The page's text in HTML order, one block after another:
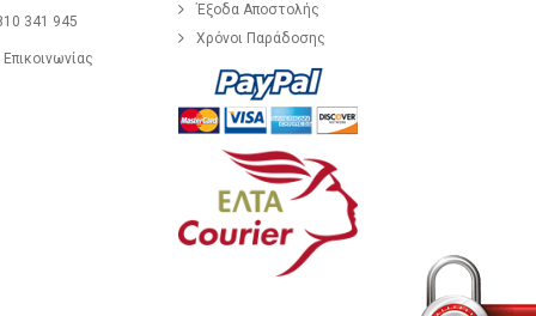
341 945
Έξοδα Αποστολής
Χρόνοι Παράδοσης